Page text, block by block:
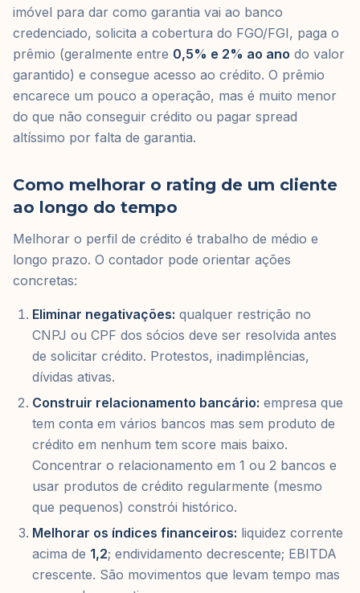
imóvel para dar como garantia vai ao banco
credenciado, solicita a cobertura do FGO/FGI, paga o
prêmio (geralmente entre 0,5% e 2% ao ano do valor
garantido) e consegue acesso ao crédito. O prêmio
encarece um pouco a operação, mas é muito menor
do que não conseguir crédito ou pagar spread
altíssimo por falta de garantia.
Como melhorar o rating de um cliente
ao longo do tempo
Melhorar o perfil de crédito é trabalho de médio e
longo prazo. O contador pode orientar ações
concretas:
Eliminar negativações: qualquer restrição no
CNPJ ou CPF dos sócios deve ser resolvida antes
de solicitar crédito. Protestos, inadimplências,
dívidas ativas.
Construir relacionamento bancário: empresa que
tem conta em vários bancos mas sem produto de
crédito em nenhum tem score mais baixo.
Concentrar o relacionamento em 1 ou 2 bancos e
usar produtos de crédito regularmente (mesmo
que pequenos) constrói histórico.
Melhorar os índices financeiros: liquidez corrente
acima de 1,2; endividamento decrescente; EBITDA
crescente. São movimentos que levam tempo mas